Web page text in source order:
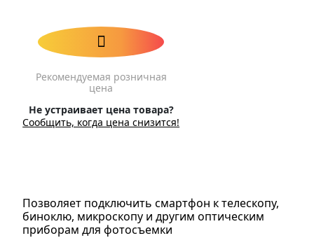
Рекомендуемая розничная
цена
Не устраивает цена товара?
Сообщить, когда цена снизится!
Позволяет подключить смартфон к телескопу,
биноклю, микроскопу и другим оптическим
приборам для фотосъемки